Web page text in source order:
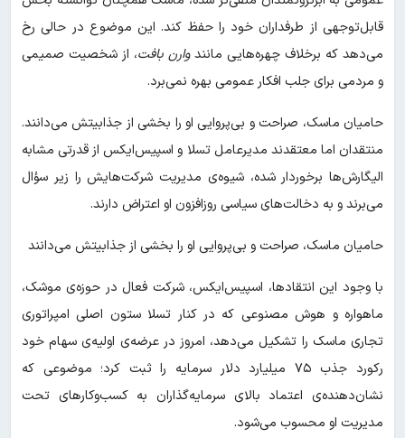
قابل‌توجهی از طرفداران خود را حفظ کند. این موضوع در حالی رخ
می‌دهد که برخلاف چهره‌هایی مانندوارن بافت، از شخصیت صمیمی
و مردمی برای جلب افکار عمومی بهره نمی‌برد.
حامیان ماسک، صراحت و بی‌پروایی او را بخشی از جذابیتش می‌دانند.
منتقدان اما معتقدند مدیرعامل تسلا و اسپیس‌ایکس از قدرتی مشابه
الیگارش‌ها برخوردار شده، شیوه‌ی مدیریت شرکت‌هایش را زیر سؤال
می‌برند و به دخالت‌های سیاسی روزافزون او اعتراض دارند.
حامیان ماسک، صراحت و بی‌پروایی او را بخشی از جذابیتش می‌دانند
با وجود این انتقادها، اسپیس‌ایکس، شرکت فعال در حوزه‌ی موشک،
ماهواره و هوش مصنوعی که در کنار تسلا ستون اصلی امپراتوری
تجاری ماسک را تشکیل می‌دهد، امروز در عرضه‌ی اولیه‌ی سهام خود
رکورد جذب ۷۵ میلیارد دلار سرمایه را ثبت کرد؛ موضوعی که
نشان‌دهنده‌ی اعتماد بالای سرمایه‌گذاران به کسب‌وکارهای تحت
مدیریت او محسوب می‌شود.